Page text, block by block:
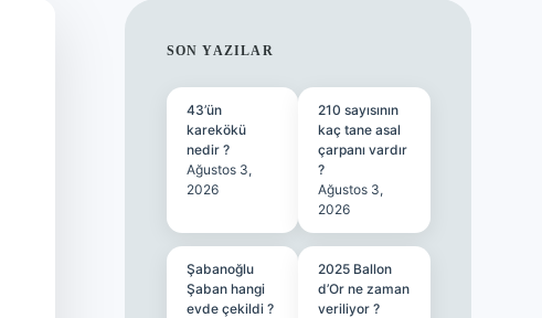
SIDEBAR
SON YAZILAR
43’ün
karekökü
nedir ?
Ağustos 3,
2026
210 sayısının
kaç tane asal
çarpanı vardır
?
Ağustos 3,
2026
Şabanoğlu
Şaban hangi
evde çekildi ?
2025 Ballon
d’Or ne zaman
veriliyor ?
https://